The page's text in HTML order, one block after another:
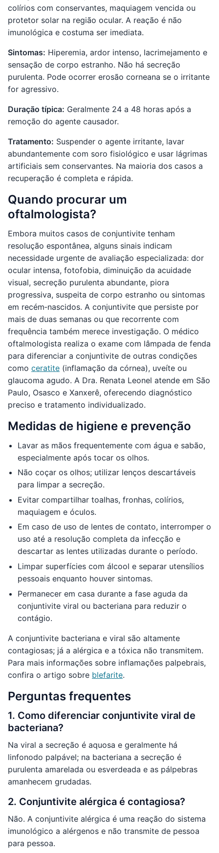
colírios com conservantes, maquiagem vencida ou
protetor solar na região ocular. A reação é não
imunológica e costuma ser imediata.
Sintomas: Hiperemia, ardor intenso, lacrimejamento e
sensação de corpo estranho. Não há secreção
purulenta. Pode ocorrer erosão corneana se o irritante
for agressivo.
Duração típica: Geralmente 24 a 48 horas após a
remoção do agente causador.
Tratamento: Suspender o agente irritante, lavar
abundantemente com soro fisiológico e usar lágrimas
artificiais sem conservantes. Na maioria dos casos a
recuperação é completa e rápida.
Quando procurar um
oftalmologista?
Embora muitos casos de conjuntivite tenham
resolução espontânea, alguns sinais indicam
necessidade urgente de avaliação especializada: dor
ocular intensa, fotofobia, diminuição da acuidade
visual, secreção purulenta abundante, piora
progressiva, suspeita de corpo estranho ou sintomas
em recém‑nascidos. A conjuntivite que persiste por
mais de duas semanas ou que recorrente com
frequência também merece investigação. O médico
oftalmologista realiza o exame com lâmpada de fenda
para diferenciar a conjuntivite de outras condições
como ceratite (inflamação da córnea), uveíte ou
glaucoma agudo. A Dra. Renata Leonel atende em São
Paulo, Osasco e Xanxerê, oferecendo diagnóstico
preciso e tratamento individualizado.
Medidas de higiene e prevenção
Lavar as mãos frequentemente com água e sabão,
especialmente após tocar os olhos.
Não coçar os olhos; utilizar lenços descartáveis
para limpar a secreção.
Evitar compartilhar toalhas, fronhas, colírios,
maquiagem e óculos.
Em caso de uso de lentes de contato, interromper o
uso até a resolução completa da infecção e
descartar as lentes utilizadas durante o período.
Limpar superfícies com álcool e separar utensílios
pessoais enquanto houver sintomas.
Permanecer em casa durante a fase aguda da
conjuntivite viral ou bacteriana para reduzir o
contágio.
A conjuntivite bacteriana e viral são altamente
contagiosas; já a alérgica e a tóxica não transmitem.
Para mais informações sobre inflamações palpebrais,
confira o artigo sobre blefarite.
Perguntas frequentes
1. Como diferenciar conjuntivite viral de
bacteriana?
Na viral a secreção é aquosa e geralmente há
linfonodo palpável; na bacteriana a secreção é
purulenta amarelada ou esverdeada e as pálpebras
amanhecem grudadas.
2. Conjuntivite alérgica é contagiosa?
Não. A conjuntivite alérgica é uma reação do sistema
imunológico a alérgenos e não transmite de pessoa
para pessoa.